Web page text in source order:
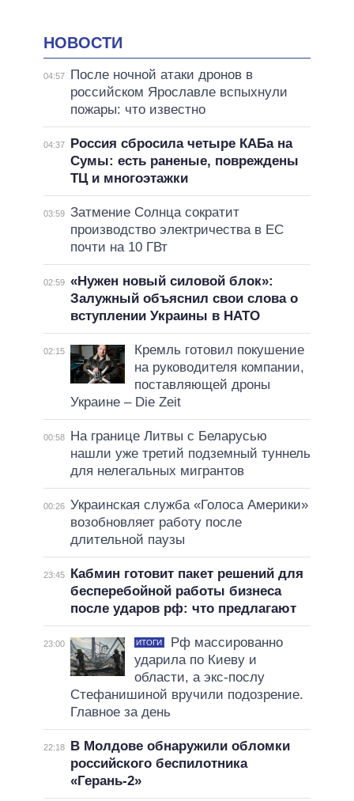
НОВОСТИ
04:57
После ночной атаки дронов в
российском Ярославле вспыхнули
пожары: что известно
04:37
Россия сбросила четыре КАБа на
Сумы: есть раненые, повреждены
ТЦ и многоэтажки
03:59 Затмение Солнца сократит
производство электричества в ЕС
почти на 10 ГВт
02:59 «Нужен новый силовой блок»:
Залужный объяснил свои слова о
вступлении Украины в НАТО
02:15
Кремль готовил покушение
на руководителя компании,
поставляющей дроны
Украине – Die Zeit
00:58
На границе Литвы с Беларусью
нашли уже третий подземный туннель
для нелегальных мигрантов
00:26 Украинская служба «Голоса Америки»
возобновляет работу после
длительной паузы
23:45
Кабмин готовит пакет решений для
бесперебойной работы бизнеса
после ударов рф: что предлагают
23:00 ИТОГИ
Рф массированно
ударила по Киеву и
области, а экс-послу
Стефанишиной вручили подозрение.
Главное за день
22:18
В Молдове обнаружили обломки
российского беспилотника
«Герань-2»